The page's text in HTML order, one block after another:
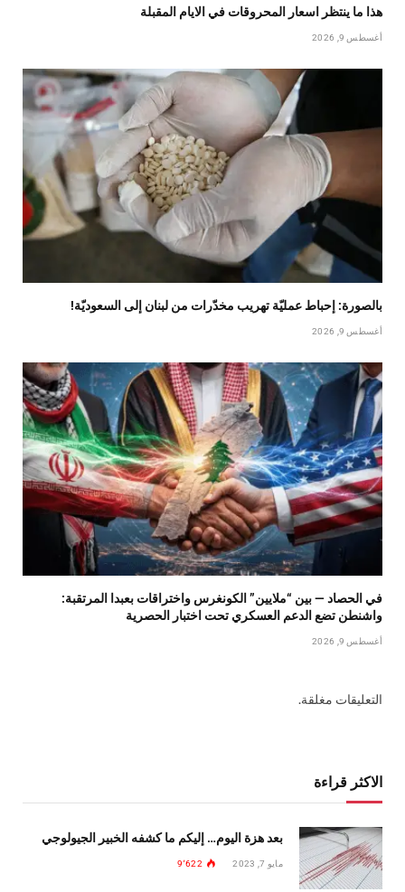
هذا ما ينتظر اسعار المحروقات في الايام المقبلة
أغسطس 9, 2026
بالصورة: إحباط عمليّة تهريب مخدّرات من لبنان إلى السعوديّة!
أغسطس 9, 2026
في الحصاد — بين “ملايين” الكونغرس واختراقات بعبدا المرتقبة:
واشنطن تضع الدعم العسكري تحت اختبار الحصرية
أغسطس 9, 2026
التعليقات مغلقة.
الاكثر قراءة
بعد هزة اليوم… إليكم ما كشفه الخبير الجيولوجي
مايو 7, 2023 9٬622